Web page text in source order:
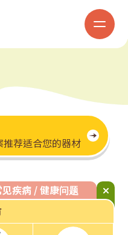
荐适合您的器材
见疾病 / 健康问题